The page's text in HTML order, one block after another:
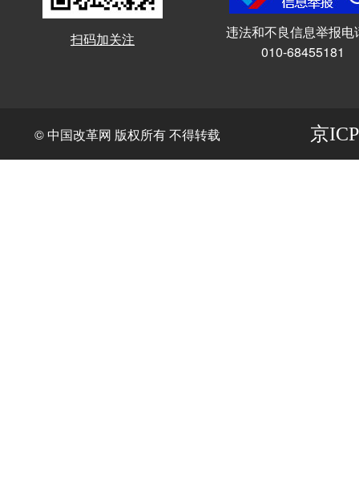
扫码加关注
违法和不良信息举报电
010-68455181
© 中国改革网 版权所有 不得转载 京